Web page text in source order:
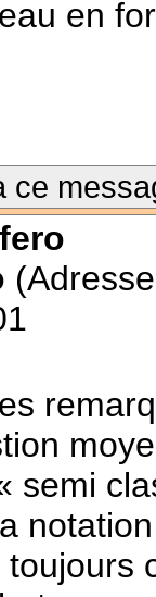
en
ce
semi